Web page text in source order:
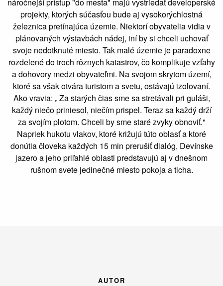
projekty, ktorých súčasťou bude aj vysokorýchlostná
železnica pretínajúca územie. Niektorí obyvatelia vidia v
plánovaných výstavbách nádej, iní by si chceli uchovať
svoje nedotknuté miesto. Tak malé územie je paradoxne
rozdelené do troch rôznych katastrov, čo komplikuje vzťahy
a dohovory medzi obyvateľmi. Na svojom skrytom území,
ktoré sa však otvára turistom a svetu, ostávajú izolovaní.
Ako vravia: „ Za starých čias sme sa stretávali pri guláši,
každý niečo priniesol, niečím prispel. Teraz sa každý drží
za svojím plotom. Chceli by sme staré zvyky obnoviť."
Napriek hukotu vlakov, ktoré križujú túto oblasť a ktoré
donútia človeka každých 15 min prerušiť dialóg, Devínske
jazero a jeho priľahlé oblasti predstavujú aj v dnešnom
rušnom svete jedinečné miesto pokoja a ticha.
AUTOR